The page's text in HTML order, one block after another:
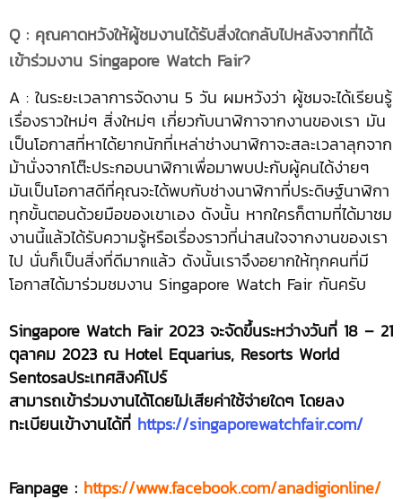
Q : คุณคาดหวังให้ผู้ชมงานได้รับสิ่งใดกลับไปหลังจากที่ได้
เข้าร่วมงาน Singapore Watch Fair?
A : ในระยะเวลาการจัดงาน 5 วัน ผมหวังว่า ผู้ชมจะได้เรียนรู้
เรื่องราวใหม่ๆ สิ่งใหม่ๆ เกี่ยวกับนาฬิกาจากงานของเรา มัน
เป็นโอกาสที่หาได้ยากนักที่เหล่าช่างนาฬิกาจะสละเวลาลุกจาก
ม้านั่งจากโต๊ะประกอบนาฬิกาเพื่อมาพบปะกับผู้คนได้ง่ายๆ
มันเป็นโอกาสดีที่คุณจะได้พบกับช่างนาฬิกาที่ประดิษฐ์นาฬิกา
ทุกขั้นตอนด้วยมือของเขาเอง ดังนั้น หากใครก็ตามที่ได้มาชม
งานนี้แล้วได้รับความรู้หรือเรื่องราวที่น่าสนใจจากงานของเรา
ไป นั่นก็เป็นสิ่งที่ดีมากแล้ว ดังนั้นเราจึงอยากให้ทุกคนที่มี
โอกาสได้มาร่วมชมงาน Singapore Watch Fair กันครับ
Singapore Watch Fair 2023 จะจัดขึ้นระหว่างวันที่ 18 – 21
ตุลาคม 2023 ณ Hotel Equarius, Resorts World
Sentosaประเทศสิงค์โปร์
สามารถเข้าร่วมงานได้โดยไม่เสียค่าใช้จ่ายใดๆ โดยลง
ทะเบียนเข้างานได้ที่ https://singaporewatchfair.com/
Fanpage : https://www.facebook.com/anadigionline/